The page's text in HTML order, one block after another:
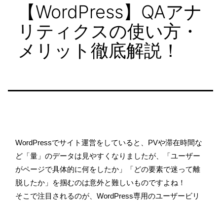
【WordPress】QAアナ
リティクスの使い方・
メリット徹底解説！
WordPressでサイト運営をしていると、PVや滞在時間な
ど「量」のデータは見やすくなりましたが、「ユーザー
がページで具体的に何をしたか」「どの要素で迷って離
脱したか」を掴むのは意外と難しいものですよね！
そこで注目されるのが、WordPress専用のユーザービリ